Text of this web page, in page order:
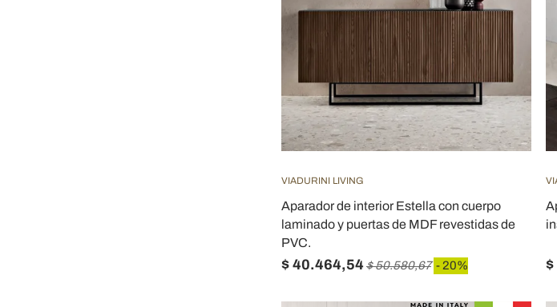
VIADURINI LIVING
Aparador de interior Estella con cuerpo
laminado y puertas de MDF revestidas de
PVC.
$ 40.464,54$ 50.580,67 - 20% $